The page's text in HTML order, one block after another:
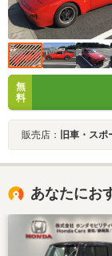
無
料
販売店： 旧車・ス
あなたにお